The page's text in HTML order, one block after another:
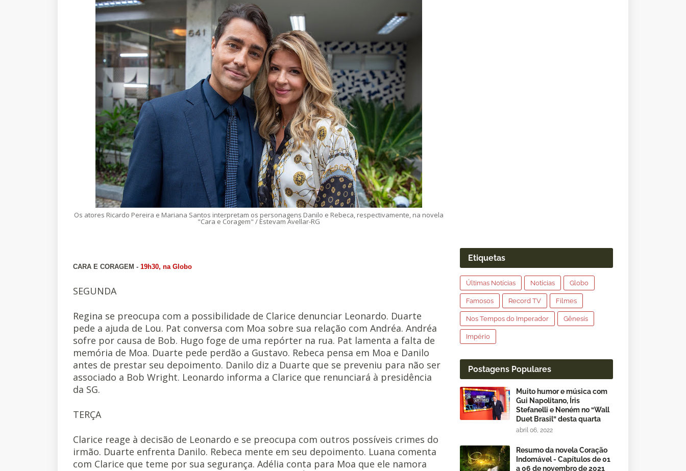
Os atores Ricardo Pereira e Mariana Santos interpretam os personagens Danilo e Rebeca, respectivamente, na novela
"Cara e Coragem" / Estevam Avellar-RG
CARA E CORAGEM - 19h30, na Globo
SEGUNDA
Regina se preocupa com a possibilidade de Clarice denunciar Leonardo. Duarte
pede a ajuda de Lou. Pat conversa com Moa sobre sua relação com Andréa. Andréa
sofre por causa de Bob. Hugo foge de uma repórter na rua. Pat lamenta a falta de
memória de Moa. Duarte pede perdão a Gustavo. Rebeca pensa em Moa e Danilo
antes de prestar seu depoimento. Danilo diz a Duarte que se preveniu para não ser
associado a Bob Wright. Leonardo informa a Clarice que renunciará à presidência
da SG.
TERÇA
Clarice reage à decisão de Leonardo e se preocupa com outros possíveis crimes do
irmão. Duarte enfrenta Danilo. Rebeca mente em seu depoimento. Luana comenta
com Clarice que teme por sua segurança. Adélia conta para Moa que ele namora
Etiquetas
Últimas Notícias Notícias Globo
Famosos Record TV Filmes
Nos Tempos do Imperador Gênesis
Império
Postagens Populares
Muito humor e música com
Gui Napolitano, Íris
Stefanelli e Neném no “Wall
Duet Brasil” desta quarta
abril 06, 2022
Resumo da novela Coração
Indomável - Capítulos de 01
a 06 de novembro de 2021